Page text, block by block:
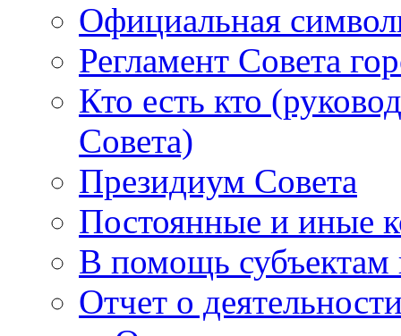
Официальная
Регламент Совета
Кто есть кто
Совета)
Президиум Совета
Постоянные и иные
В помощь субъектам
Отчет о